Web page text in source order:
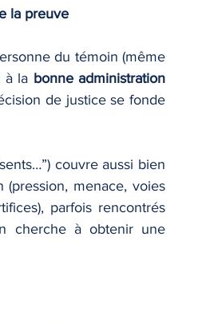
la preuve
du témoin (même
la bonne administration
de justice se fonde
couvre aussi bien
(pression, menace, voies
parfois rencontrés
cherche à obtenir une